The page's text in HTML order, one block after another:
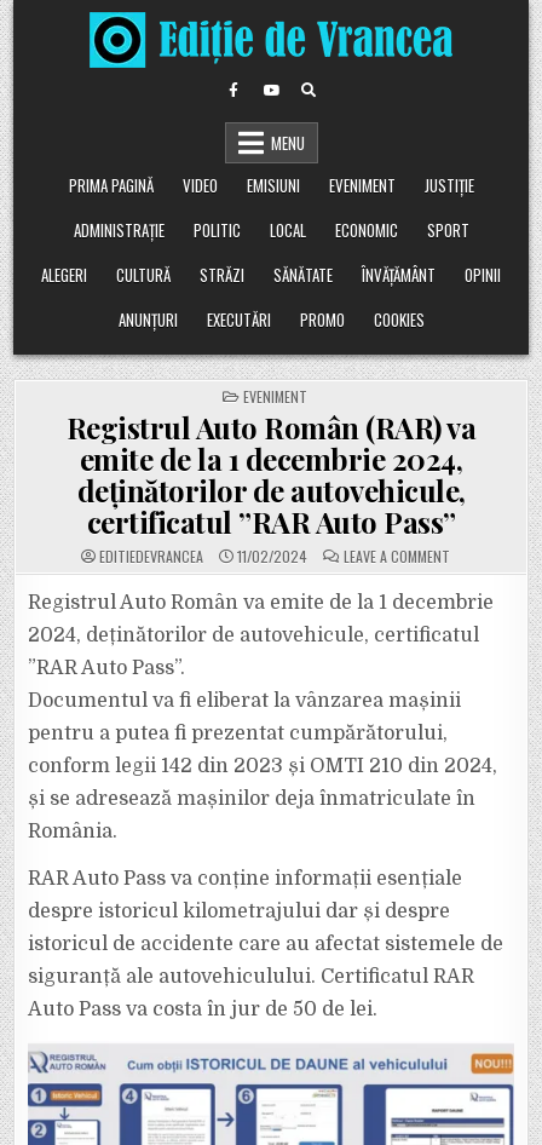
Skip
to
content
MENU
PRIMA PAGINĂ
VIDEO EMISIUNI EVENIMENT
JUSTIȚIE
ADMINISTRAȚIE
POLITIC LOCAL ECONOMIC
SPORT
ALEGERI
CULTURĂ STRĂZI SĂNĂTATE ÎNVĂȚĂMÂNT
OPINII
ANUNȚURI
EXECUTĂRI PROMO COOKIES
POSTED
IN
EVENIMENT
Registrul Auto Român (RAR) va
emite de la 1 decembrie 2024,
deținătorilor de autovehicule,
certificatul ”RAR Auto Pass”
EDITIEDEVRANCEA 11/02/2024 LEAVE A COMMENTON
REGISTRUL
ROMÂN
(RAR)
VA
EMITE
DECEMBRIE
DEȚINĂTORILOR
AUTOVEHICULE,
CERTIFICATUL
”RAR
AUTO
Registrul Auto Român va emite de la 1 decembrie
2024, deținătorilor de autovehicule, certificatul
”RAR Auto Pass”.
Documentul va fi eliberat la vânzarea mașinii
pentru a putea fi prezentat cumpărătorului,
conform legii 142 din 2023 și OMTI 210 din 2024,
și se adresează mașinilor deja înmatriculate în
România.
RAR Auto Pass va conține informații esențiale
despre istoricul kilometrajului dar și despre
istoricul de accidente care au afectat sistemele de
siguranță ale autovehiculului. Certificatul RAR
Auto Pass va costa în jur de 50 de lei.